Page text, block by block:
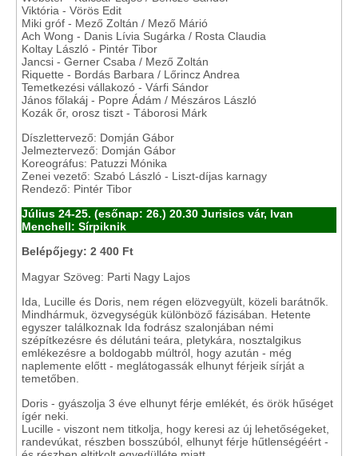
Viktória - Vörös Edit
Miki gróf - Mező Zoltán / Mező Márió
Ach Wong - Danis Lívia Sugárka / Rosta Claudia
Koltay László - Pintér Tibor
Jancsi - Gerner Csaba / Mező Zoltán
Riquette - Bordás Barbara / Lőrincz Andrea
Temetkezési vállakozó - Várfi Sándor
János főlakáj - Popre Ádám / Mészáros László
Kozák őr, orosz tiszt - Táborosi Márk
Díszlettervező: Domján Gábor
Jelmeztervező: Domján Gábor
Koreográfus: Patuzzi Mónika
Zenei vezető: Szabó László - Liszt-díjas karnagy
Rendező: Pintér Tibor
Július 24-25. (esőnap: 26.) 20.30 Jurisics vár, Ivan
Menchell: Sírpiknik
Belépőjegy: 2 400 Ft
Magyar Szöveg: Parti Nagy Lajos
Ida, Lucille és Doris, nem régen elözvegyült, közeli barátnők.
Mindhármuk, özvegységük különböző fázisában. Hetente
egyszer találkoznak Ida fodrász szalonjában némi
szépítkezésre és délutáni teára, pletykára, nosztalgikus
emlékezésre a boldogabb múltról, hogy azután - még
naplemente előtt - meglátogassák elhunyt férjeik sírját a
temetőben.
Doris - gyászolja 3 éve elhunyt férje emlékét, és örök hűséget
ígér neki.
Lucille - viszont nem titkolja, hogy keresi az új lehetőségeket,
randevúkat, részben bosszúból, elhunyt férje hűtlenségéért -